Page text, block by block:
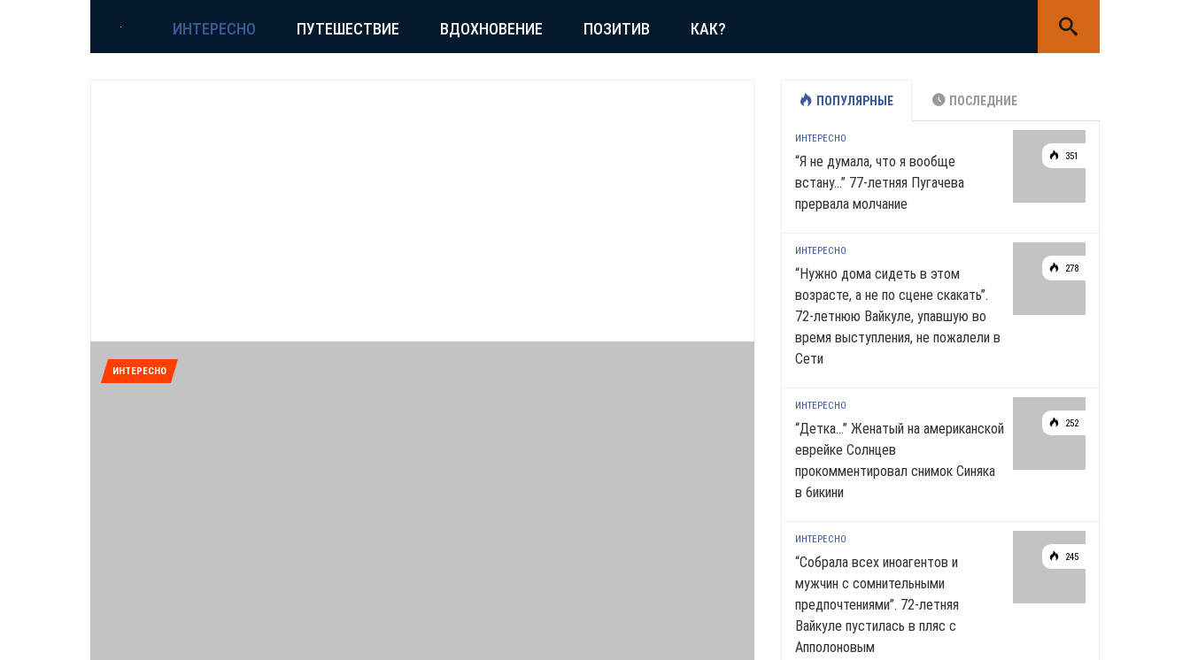
ИНТЕРЕСНО ПУТЕШЕСТВИЕ ВДОХНОВЕНИЕ ПОЗИТИВ КАК?
ИНТЕРЕСНО
ПОПУЛЯРНЫЕ ПОСЛЕДНИЕ
351
ИНТЕРЕСНО
“Я не думала, что я вообще
встану…” 77-летняя Пугачева
прервала молчание
278
ИНТЕРЕСНО
“Нужно дома сидеть в этом
возрасте, а не по сцене скакать”.
72-летнюю Вайкуле, упавшую во
время выступления, не пожалели в
Сети
252
ИНТЕРЕСНО
“Детка…” Женатый на американской
еврейке Солнцев
прокомментировал снимок Синяка
в 6икини
245
ИНТЕРЕСНО
“Собрала всех иноагентов и
мужчин с сомнительными
предпочтениями”. 72-летняя
Вайкуле пустилась в пляс с
Апполоновым